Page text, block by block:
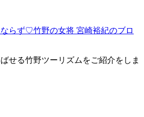
らず♡竹野の女将 宮崎裕紀のブロ
せる竹野ツーリズムをご紹介をしま